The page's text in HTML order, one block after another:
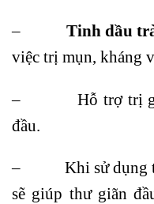
– Tinh dầu
việc trị mụn, kháng
– Hỗ trợ trị gàu,
đầu.
– Khi sử dụng
sẽ giúp thư giãn